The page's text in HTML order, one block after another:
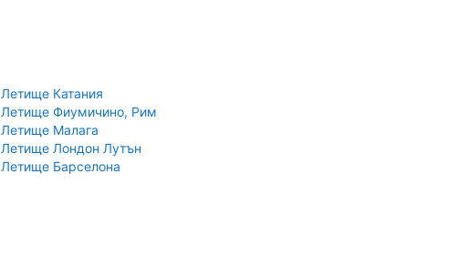
Летище Катания
Летище Фиумичино, Рим
Летище Малага
Летище Лондон Лутън
Летище Барселона